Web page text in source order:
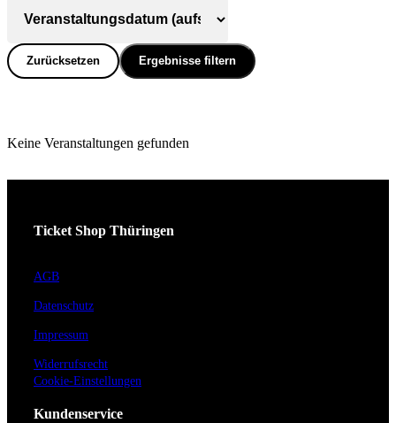
Zurücksetzen Ergebnisse filtern
Keine Veranstaltungen gefunden
Ticket Shop Thüringen
AGB
Datenschutz
Impressum
Widerrufsrecht
Cookie-Einstellungen
Kundenservice